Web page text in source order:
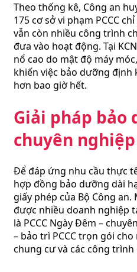
Theo thống kê, Công an
175 cơ sở vi phạm PCCC
vẫn còn nhiều công trình
đưa vào hoạt động. Tại
nổ cao do mật độ máy
khiến việc bảo dưỡng
hơn bao giờ hết.
Giải pháp bảo
chuyên
Để đáp ứng nhu cầu thực
hợp đồng bảo dưỡng dài
giấy phép của Bộ Công
được nhiều doanh nghiệp
là PCCC Ngày Đêm –
– bảo trì PCCC trọn gói
chung cư và các công trình